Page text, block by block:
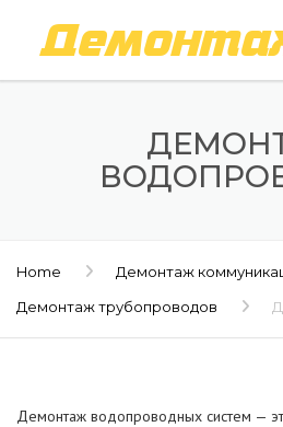
Home
Демонтаж
Демонтаж трубопроводов
Демонтаж водопроводных систем —